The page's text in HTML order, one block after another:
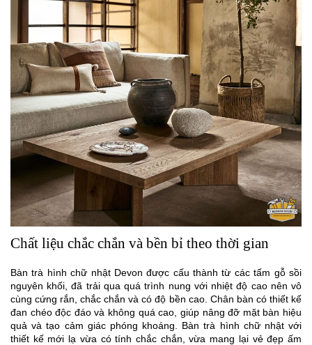
Chất liệu chắc chắn và bền bỉ theo thời gian
Bàn trà hình chữ nhật Devon được cấu thành từ các tấm gỗ sồi
nguyên khối, đã trải qua quá trình nung với nhiệt độ cao nên vô
cùng cứng rắn, chắc chắn và có độ bền cao. Chân bàn có thiết kế
đan chéo độc đáo và không quá cao, giúp nâng đỡ mặt bàn hiệu
quả và tạo cảm giác phóng khoáng. Bàn trà hình chữ nhật với
thiết kế mới lạ vừa có tính chắc chắn, vừa mang lại vẻ đẹp ấm